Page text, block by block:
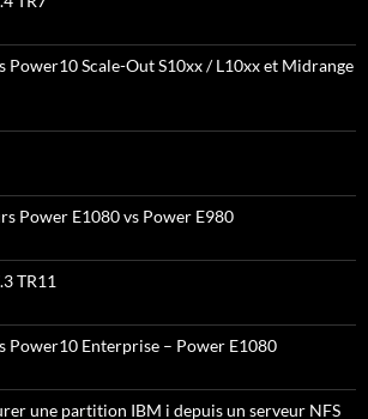
Power10 Scale-Out S10xx / L10xx et Midrange
Power E1080 vs Power E980
TR11
Power10 Enterprise – Power E1080
une partition IBM i depuis un serveur NFS